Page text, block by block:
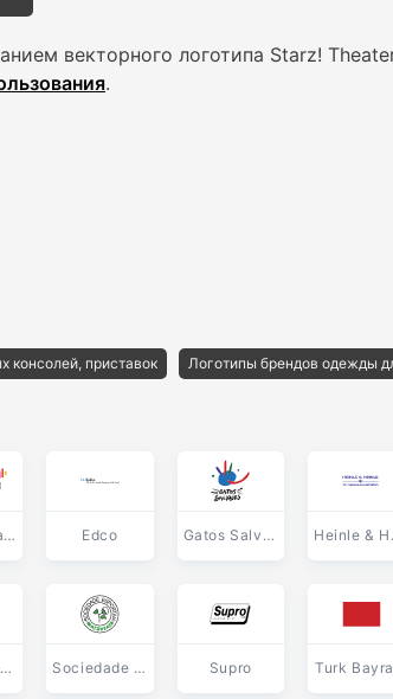
векторного логотипа Starz!
.
консолей, приставок Логотипы брендов одежды
DPG Media wordmark Edco Gatos Salvajes
RWE Systems Sociedade Esportiva Matsubara PR Supro Turk